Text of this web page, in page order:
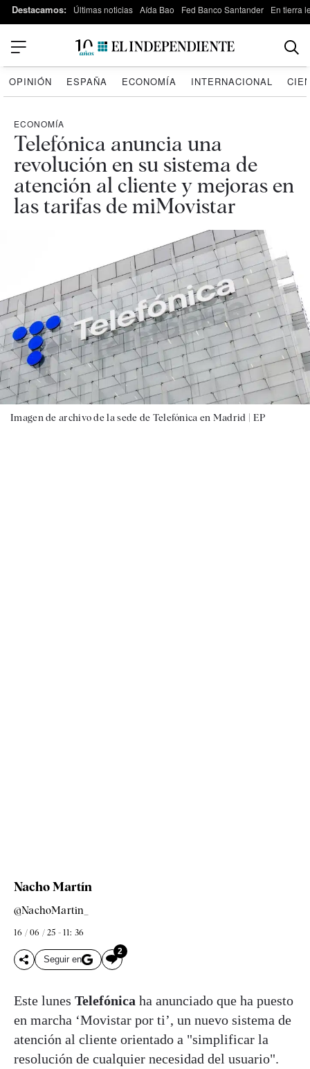
Destacamos: Últimas noticias Aída Bao Fed Banco Santander En tierra
OPINIÓN ESPAÑA ECONOMÍA INTERNACIONAL
ECONOMÍA
Telefónica anuncia una
revolución en su sistema de
atención al cliente y mejoras en
las tarifas de miMovistar
Imagen de archivo de la sede de Telefónica en Madrid | EP
Nacho Martín
@NachoMartin_
16 / 06 / 25 - 11: 36
Seguir en
2
Este lunes Telefónica ha anunciado que ha puesto
en marcha ‘Movistar por ti’, un nuevo sistema de
atención al cliente orientado a "simplificar la
resolución de cualquier necesidad del usuario".